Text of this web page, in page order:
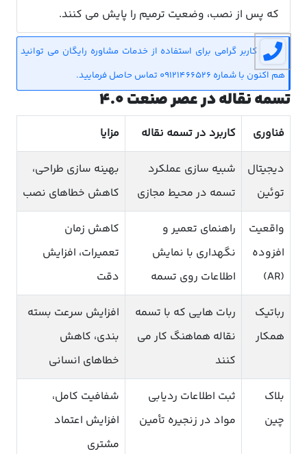
که پس از نصب، وضعیت ترمیم را پایش می کنند.
کاربر گرامی برای استفاده از خدمات مشاوره رایگان می توانید
هم اکنون با شماره 09121466526 تماس حاصل فرمایید.
تسمه نقاله در عصر صنعت 4.0
فناوری کاربرد در تسمه نقاله مزایا
دیجیتال
توئین
شبیه سازی عملکرد
تسمه در محیط مجازی
بهینه سازی طراحی،
کاهش خطاهای نصب
واقعیت
افزوده
(AR)
راهنمای تعمیر و
نگهداری با نمایش
اطلاعات روی تسمه
کاهش زمان
تعمیرات، افزایش
دقت
رباتیک
همکار
ربات هایی که با تسمه
نقاله هماهنگ کار می
کنند
افزایش سرعت بسته
بندی، کاهش
خطاهای انسانی
بلاک
چین
ثبت اطلاعات ردیابی
مواد در زنجیره تأمین
شفافیت کامل،
افزایش اعتماد
مشتری